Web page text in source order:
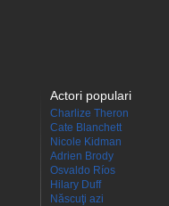
Actori populari
Charlize Theron
Cate Blanchett
Nicole Kidman
Adrien Brody
Osvaldo Ríos
Hilary Duff
Născuţi azi